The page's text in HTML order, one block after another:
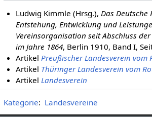
Ludwig Kimmle (Hrsg.), Das Deutsche
Entstehung, Entwicklung und
Vereinsorganisation seit Abschluss
im Jahre 1864, Berlin 1910, Band I,
Artikel Preußischer Landesverein vom
Artikel Thüringer Landesverein vom
Artikel Landesverein
Kategorie: Landesvereine